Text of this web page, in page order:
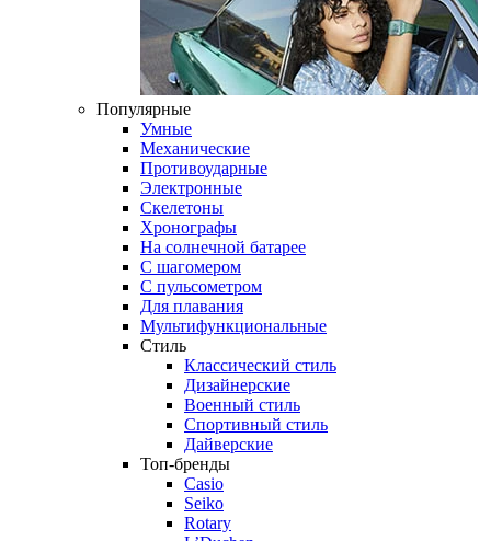
Популярные
Умные
Механические
Противоударные
Электронные
Скелетоны
Хронографы
На солнечной батарее
С шагомером
С пульсометром
Для плавания
Мультифункциональные
Стиль
Классический стиль
Дизайнерские
Военный стиль
Спортивный стиль
Дайверские
Топ-бренды
Casio
Seiko
Rotary